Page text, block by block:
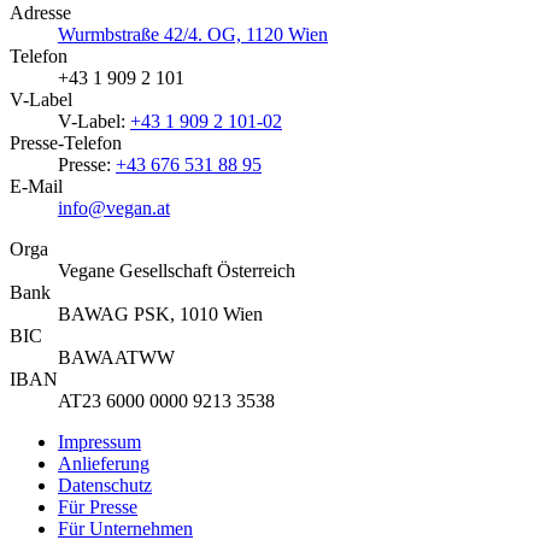
Adresse
Wurmbstraße 42/4. OG, 1120 Wien
Telefon
+43 1 909 2 101
V-Label
V-Label: +43 1 909 2 101-02
Presse-Telefon
Presse: +43 676 531 88 95
E-Mail
info@vegan.at
Orga
Vegane Gesellschaft Österreich
Bank
BAWAG PSK, 1010 Wien
BIC
BAWAATWW
IBAN
AT23 6000 0000 9213 3538
Impressum
Anlieferung
Datenschutz
Für Presse
Für Unternehmen